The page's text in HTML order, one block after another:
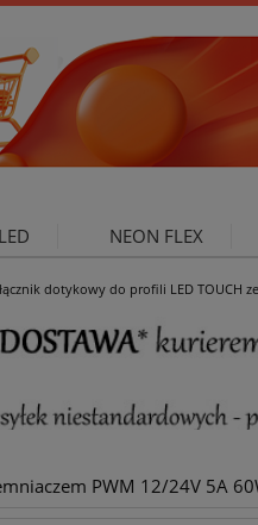
NEON FLEX
ZEWNĘTRZNE
dotykowy do profili LED TOUCH
PWM 12/24V 5A